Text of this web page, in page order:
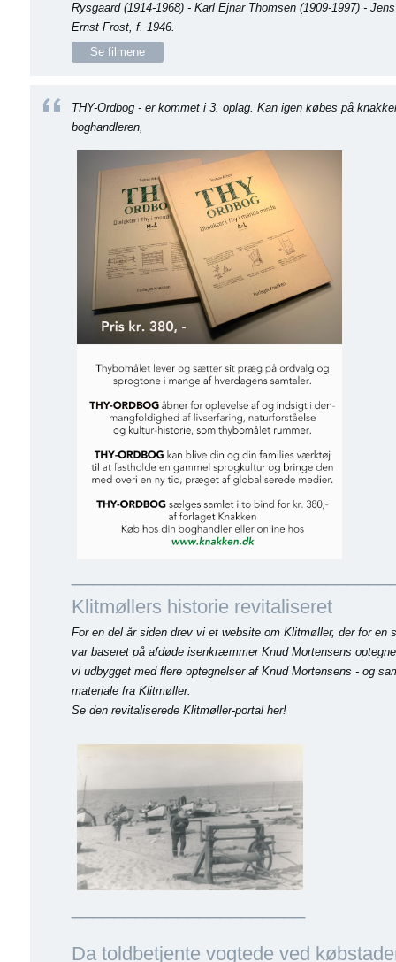
Rysgaard (1914-1968) - Karl Ejnar Thomsen (1909-1997) -
Ernst Frost, f. 1946.
Se filmene
THY-Ordbog - er kommet i 3. oplag. Kan igen købes på
boghandleren,
Klitmøllers historie revitaliseret
For en del år siden drev vi et website om Klitmøller, der for en
var baseret på afdøde isenkræmmer Knud Mortensens
vi udbygget med flere optegnelser af Knud Mortensens - og
materiale fra Klitmøller.
Se den revitaliserede Klitmøller-portal her!
Da toldbetjente vogtede ved